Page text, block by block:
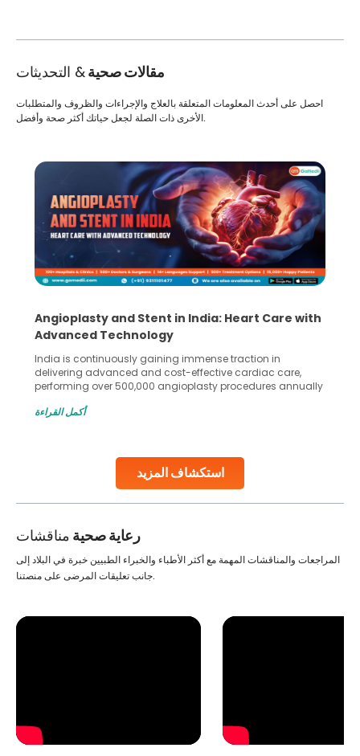
مقالات صحية& التحديثات
استكشاف المزيد
احصل على أحدث المعلومات المتعلقة بالعلاج والإجراءات والظروف والمتطلبات
الأخرى ذات الصلة لجعل حياتك أكثر صحة وأفضل.
Angioplasty and Stent in India: Heart Care with
Advanced Technology
India is continuously gaining immense traction in
delivering advanced and cost-effective cardiac care,
performing over 500,000 angioplasty procedures annually
globe are searching for treatments like angioplasty and
Studies, such as one published
أكمل القراءة
رعاية صحية مناقشات
المراجعات والمناقشات المهمة مع أكثر الأطباء والخبراء الطبيين خبرة في البلاد إلى
جانب تعليقات المرضى على منصتنا.